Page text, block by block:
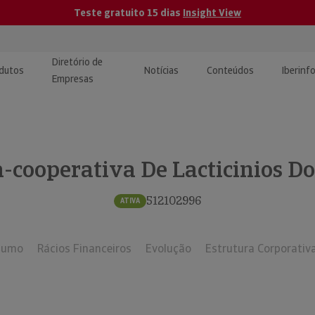
Teste gratuito 15 dias Insight View
e Monitorização de
Diretório de
Empresas
Notícias Conteúdos
| Estudos eDe Lacticinios Do
ATIVA 512102996
Rácios Financeiros Evolução Estrutura Corporativa